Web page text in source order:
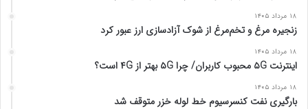
۱۸ مرداد ۱۴۰۵
زنجیره مرغ و تخم‌مرغ از شوک آزادسازی ارز عبور کرد
۱۸ مرداد ۱۴۰۵
اینترنت ۵G محبوب کاربران/ چرا ۵G بهتر از ۴G است؟
۱۸ مرداد ۱۴۰۵
بارگیری نفت کنسرسیوم خط لوله خزر متوقف شد